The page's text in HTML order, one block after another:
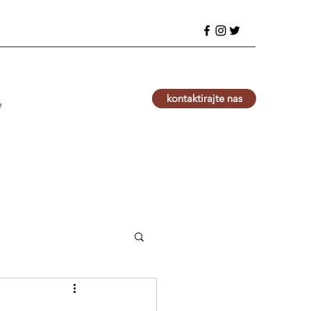
kontaktirajte nas